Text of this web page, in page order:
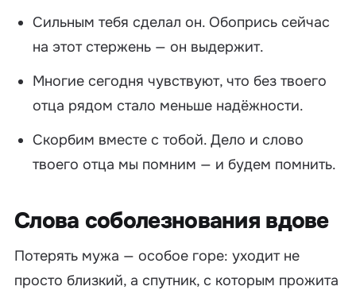
Сильным тебя сделал он. Обопрись сейчас
на этот стержень — он выдержит.
Многие сегодня чувствуют, что без твоего
отца рядом стало меньше надёжности.
Скорбим вместе с тобой. Дело и слово
твоего отца мы помним — и будем помнить.
Слова соболезнования вдове
Потерять мужа — особое горе: уходит не
просто близкий, а спутник, с которым прожита